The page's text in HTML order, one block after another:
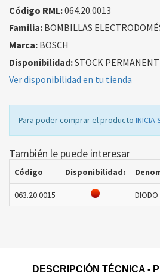
Código RML:064.20.0013
Familia: BOMBILLAS
Marca: BOSCH
Disponibilidad:STOCK
Ver disponibilidad en tu tienda
Para poder comprar el producto INICIA
También le puede interesar
Código Disponibilidad:
063.20.0015
DESCRIPCIÓN TÉCNICA -